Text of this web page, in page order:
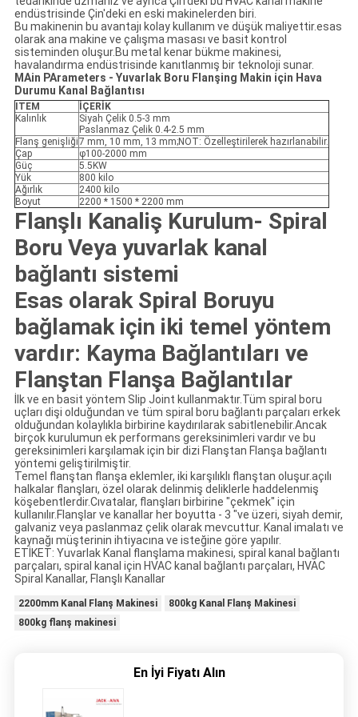
endüstrisinde Çin'deki en eski makinelerden biri.
Bu makinenin bu avantajı kolay kullanım ve düşük maliyettir.esas
olarak ana makine ve çalışma masası ve basit kontrol
sisteminden oluşur.Bu metal kenar bükme makinesi,
havalandırma endüstrisinde kanıtlanmış bir teknoloji sunar.
MAin PArameters - Yuvarlak Boru Flanşing M akin için Hava
Durumu Kanal Bağlantısı
ITEM
İÇERİK
Kalınlık
Siyah Çelik 0.5-3 mm
Paslanmaz Çelik 0.4-2.5 mm
Flanş genişliği7 mm, 10 mm, 13 mm;NOT: Özelleştirilerek hazırlanabilir.
Çap
φ100-2000 mm
Güç
5.5KW
Yük
800 kilo
Ağırlık
2400 kilo
Boyut
2200 * 1500 * 2200 mm
Flanşlı Kanal iş Kurulum- Spiral
Boru Veya yuvarlak kanal
bağlantı sistemi
Esas olarak Spiral Boruyu
bağlamak için iki temel yöntem
vardır: Kayma Bağlantıları ve
Flanştan Flanşa Bağlantılar
İlk ve en basit yöntem Slip Joint kullanmaktır.Tüm spiral boru
uçları dişi olduğundan ve tüm spiral boru bağlantı parçaları erkek
olduğundan kolaylıkla birbirine kaydırılarak sabitlenebilir.Ancak
birçok kurulumun ek performans gereksinimleri vardır ve bu
gereksinimleri karşılamak için bir dizi Flanştan Flanşa bağlantı
yöntemi geliştirilmiştir.
Temel flanştan flanşa eklemler, iki karşılıklı flanştan oluşur.açılı
halkalar flanşları, özel olarak delinmiş deliklerle haddelenmiş
köşebentlerdir.Cıvatalar, flanşları birbirine "çekmek" için
kullanılır.Flanşlar ve kanallar her boyutta - 3 "ve üzeri, siyah demir,
galvaniz veya paslanmaz çelik olarak mevcuttur. Kanal imalatı ve
kaynağı müşterinin ihtiyacına ve isteğine göre yapılır.
ETİKET: Yuvarlak Kanal flanşlama makinesi, spiral kanal bağlantı
parçaları, spiral kanal için HVAC kanal bağlantı parçaları, HVAC
Spiral Kanallar, Flanşlı Kanallar
2200mm Kanal Flanş Makinesi
800kg Kanal Flanş Makinesi
800kg flanş makinesi
En İyi Fiyatı Alın